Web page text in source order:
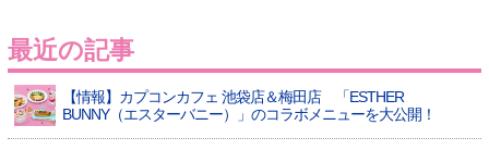
最近の記事
【情報】カプコンカフェ 池袋店＆梅田店 「ESTHER
BUNNY（エスターバニー）」のコラボメニューを大公開！